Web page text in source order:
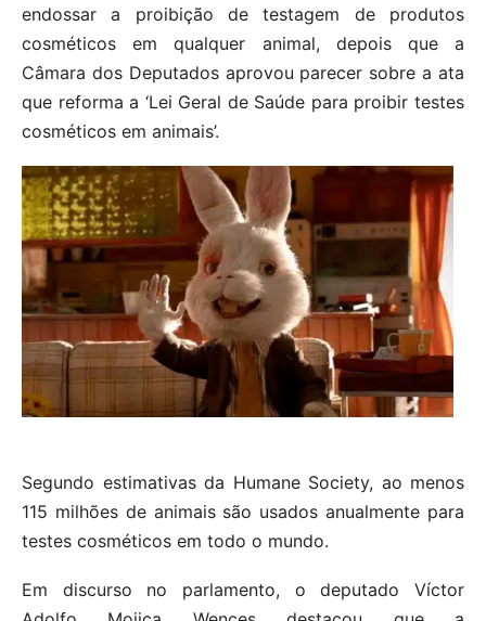
endossar a proibição de testagem de produtos
cosméticos em qualquer animal, depois que a
Câmara dos Deputados aprovou parecer sobre a ata
que reforma a ‘Lei Geral de Saúde para proibir testes
cosméticos em animais’.
Segundo estimativas da Humane Society, ao menos
115 milhões de animais são usados ​​anualmente para
testes cosméticos em todo o mundo.
Em discurso no parlamento, o deputado Víctor